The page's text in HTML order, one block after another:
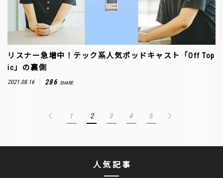
リスナー急増中！テック系人気ポッドキャスト「Off Top
ic」の裏側
2021.08.16 286 SHARE
1 2 3 4 5
人気記事